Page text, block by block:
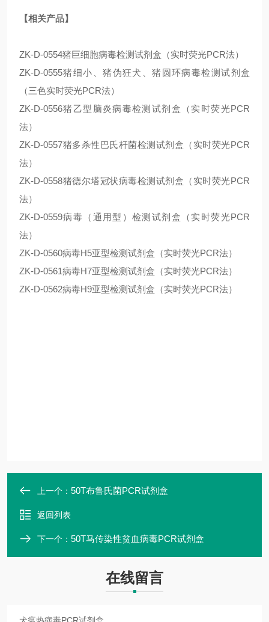
【相关产品】
ZK-D-0554猪巨细胞病毒检测试剂盒（实时荧光PCR法）
ZK-D-0555猪细小、猪伪狂犬、猪圆环病毒检测试剂盒
（三色实时荧光PCR法）
ZK-D-0556猪乙型脑炎病毒检测试剂盒（实时荧光PCR
法）
ZK-D-0557猪多杀性巴氏杆菌检测试剂盒（实时荧光PCR
法）
ZK-D-0558猪德尔塔冠状病毒检测试剂盒（实时荧光PCR
法）
ZK-D-0559病毒（通用型）检测试剂盒（实时荧光PCR
法）
ZK-D-0560病毒H5亚型检测试剂盒（实时荧光PCR法）
ZK-D-0561病毒H7亚型检测试剂盒（实时荧光PCR法）
ZK-D-0562病毒H9亚型检测试剂盒（实时荧光PCR法）
上一个： 50T布鲁氏菌PCR试剂盒
返回列表
下一个： 50T马传染性贫血病毒PCR试剂盒
在线留言